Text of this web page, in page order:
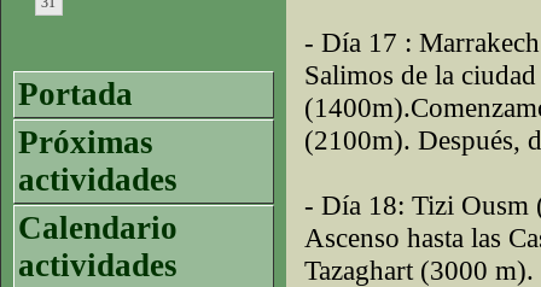
Portada
Próximas
actividades
Calendario
actividades
- Día 17 :
Salimos de la
(2100m). Después,
- Día 18: Tizi Ousm
Ascenso hasta las
Tazaghart (3000 m).